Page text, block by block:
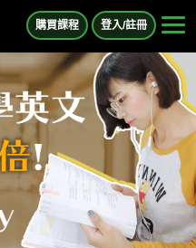
購買課程 登入/註冊